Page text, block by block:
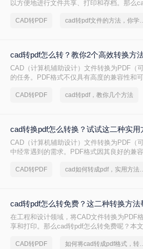
以方便地进行文件共享、打印和存档。那么
CAD转PDF cad转pdf文件的
cad转pdf怎么转？教你2个高效转换方
CAD（计算机辅助设计）文件转换为PDF（
的任务。PDF格式不仅具有高度的兼容性和
CAD转PDF cad转pdf，教你几个方法
cad转换pdf怎么转换？试试这二种实用
CAD（计算机辅助设计）文件转换为PDF（
中经常遇到的需求。PDF格式因其良好的兼
的高效方法。
CAD转PDF cad如何转成
cad转pdf怎么转免费？这二种转换方法
在工程和设计领域，将CAD文件转换为PDF
享和打印。那么cad转pdf怎么转免费呢？本
CAD转PDF 如何将cad转成pdf格